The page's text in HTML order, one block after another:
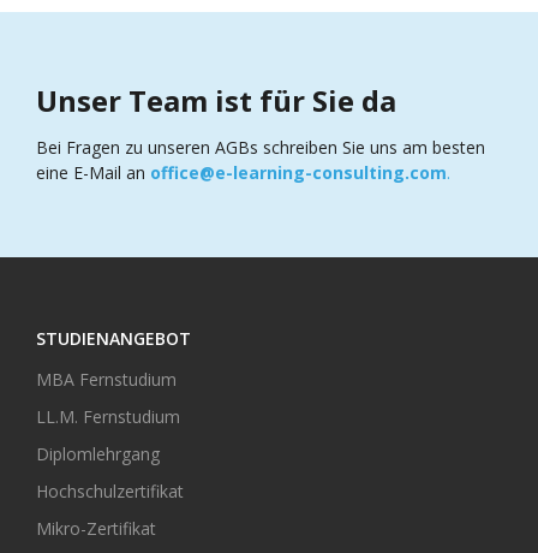
Unser Team ist für Sie da
Bei Fragen zu unseren AGBs schreiben Sie uns am besten
eine E-Mail an office@e-learning-consulting.com.
STUDIENANGEBOT
MBA Fernstudium
LL.M. Fernstudium
Diplomlehrgang
Hochschulzertifikat
Mikro-Zertifikat